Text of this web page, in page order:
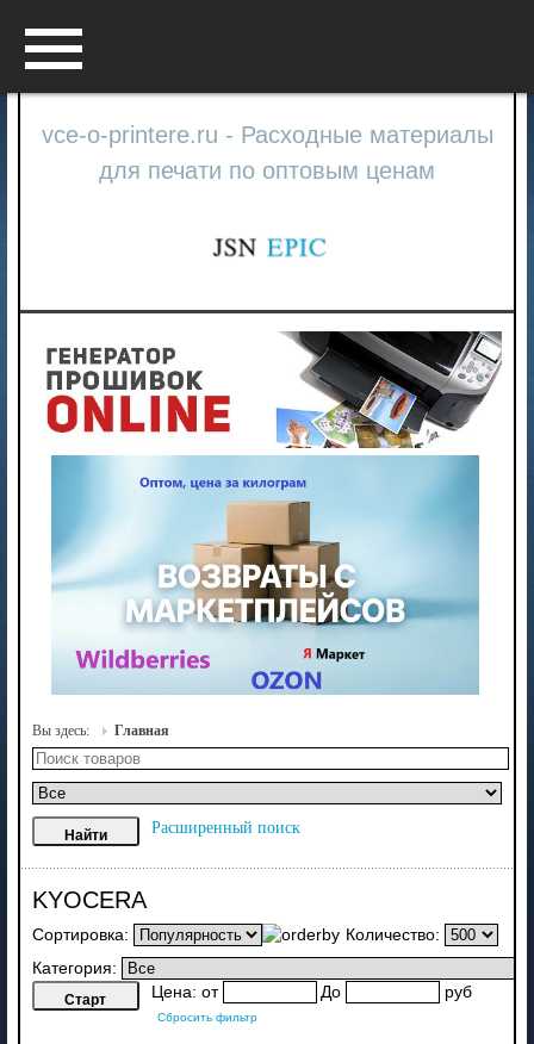
vce-o-printere.ru - Расходные материалы
для печати по оптовым ценам
Вы здесь: Главная
Расширенный поиск
KYOCERA
Сортировка:
Количество:
Категория:
Цена: от До руб
Сбросить фильтр